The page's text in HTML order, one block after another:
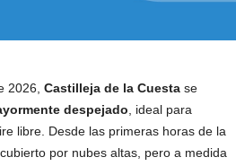
2026, Castilleja de la Cuesta se
despejado , ideal para
libre. Desde las primeras horas de la
por nubes altas, pero a medida